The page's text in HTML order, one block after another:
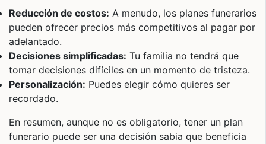
Reducción de costos: A menudo, los planes funerarios
pueden ofrecer precios más competitivos al pagar por
adelantado.
Decisiones simplificadas: Tu familia no tendrá que
tomar decisiones difíciles en un momento de tristeza.
Personalización: Puedes elegir cómo quieres ser
recordado.
En resumen, aunque no es obligatorio, tener un plan
funerario puede ser una decisión sabia que beneficia